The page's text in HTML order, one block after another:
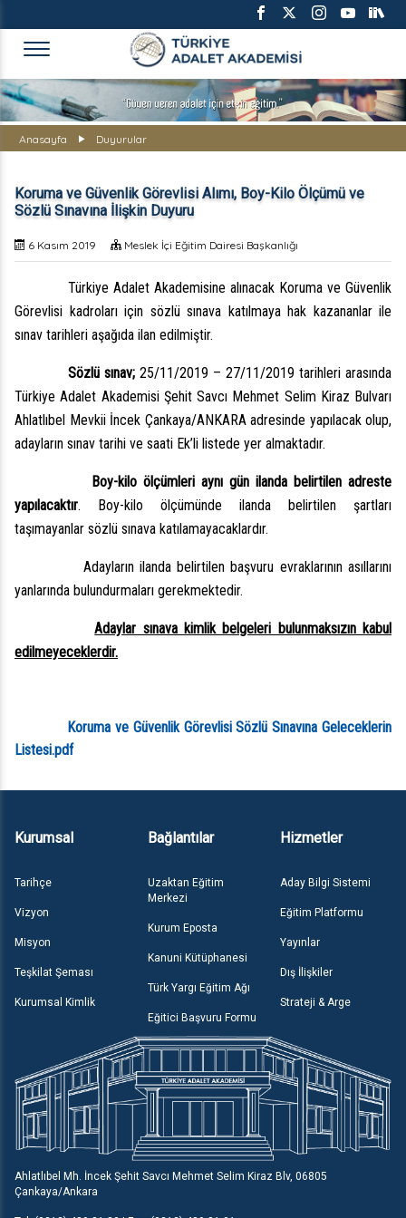
TÜRKİYE ADALET AKADEMİSİ
Anasayfa Duyurular
Koruma ve Güvenlik Görevlisi Alımı, Boy-Kilo Ölçümü ve
Sözlü Sınavına İlişkin Duyuru
6 Kasım 2019 Meslek İçi Eğitim Dairesi Başkanlığı
Türkiye Adalet Akademisine alınacak Koruma ve Güvenlik
Görevlisi kadroları için sözlü sınava katılmaya hak kazananlar ile
sınav tarihleri aşağıda ilan edilmiştir.
Sözlü sınav; 25/11/2019 – 27/11/2019 tarihleri arasında
Türkiye Adalet Akademisi Şehit Savcı Mehmet Selim Kiraz Bulvarı
Ahlatlıbel Mevkii İncek Çankaya/ANKARA adresinde yapılacak olup,
adayların sınav tarihi ve saati Ek’li listede yer almaktadır.
Boy-kilo ölçümleri aynı gün ilanda belirtilen adreste
yapılacaktır. Boy-kilo ölçümünde ilanda belirtilen şartları
taşımayanlar sözlü sınava katılamayacaklardır.
Adayların ilanda belirtilen başvuru evraklarının asıllarını
yanlarında bulundurmaları gerekmektedir.
Adaylar sınava kimlik belgeleri bulunmaksızın kabul
edilmeyeceklerdir.
Koruma ve Güvenlik Görevlisi Sözlü Sınavına Geleceklerin
Listesi.pdf
Kurumsal
Tarihçe
Vizyon
Misyon
Teşkilat Şeması
Kurumsal Kimlik
Bağlantılar
Uzaktan Eğitim
Merkezi
Kurum Eposta
Kanuni Kütüphanesi
Türk Yargı Eğitim Ağı
Eğitici Başvuru Formu
Hizmetler
Aday Bilgi Sistemi
Eğitim Platformu
Yayınlar
Dış İlişkiler
Strateji & Arge
Ahlatlıbel Mh. İncek Şehit Savcı Mehmet Selim Kiraz Blv, 06805
Çankaya/Ankara